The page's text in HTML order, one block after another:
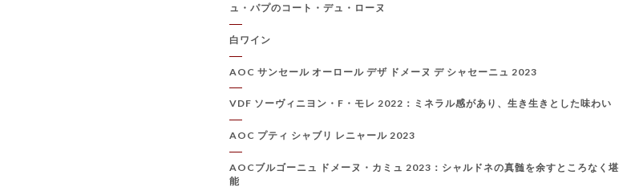
ュ・パプのコート・デュ・ローヌ
白ワイン
AOC サンセール オーロール デザ ドメーヌ デ シャセーニュ 2023
VDF ソーヴィニヨン・F・モレ 2022：ミネラル感があり、生き生きとした味わい
AOC プティ シャブリ レニャール 2023
AOCブルゴーニュ ドメーヌ・カミュ 2023：シャルドネの真髄を余すところなく堪
能